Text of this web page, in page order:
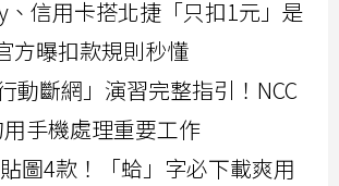
、信用卡搭北捷「只扣1元」是
方曝扣款規則秒懂
動斷網」演習完整指引！NCC
手機處理重要工作
圖4款！「蛤」字必下載爽用